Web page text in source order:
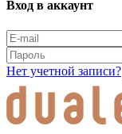
Вход в аккаунт
Нет учетной записи?